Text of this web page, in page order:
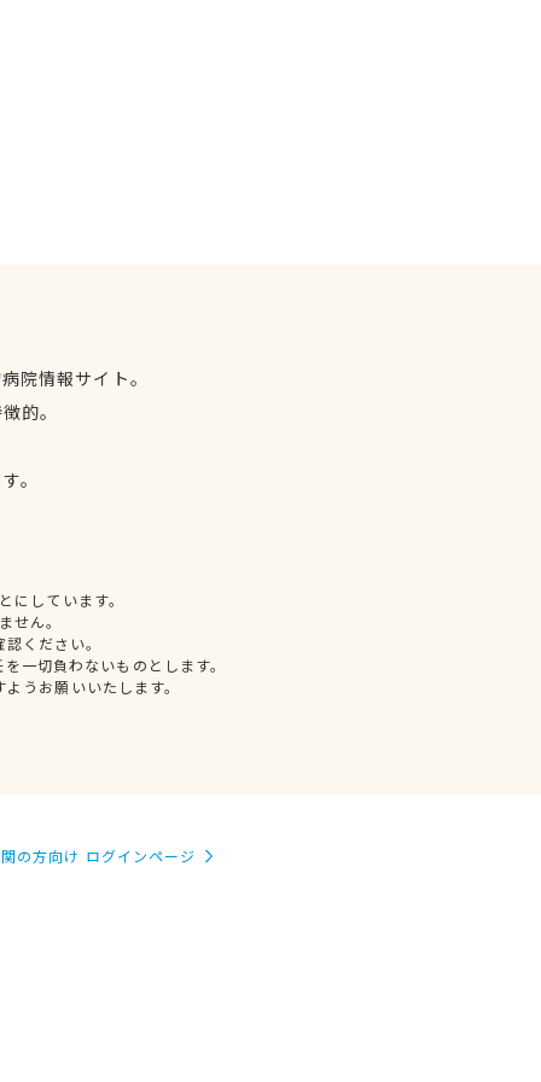
院情報サイト。
的。
。
しています。
せん。
ください。
一切負わないものとします。
うお願いいたします。
の方向け ログインページ